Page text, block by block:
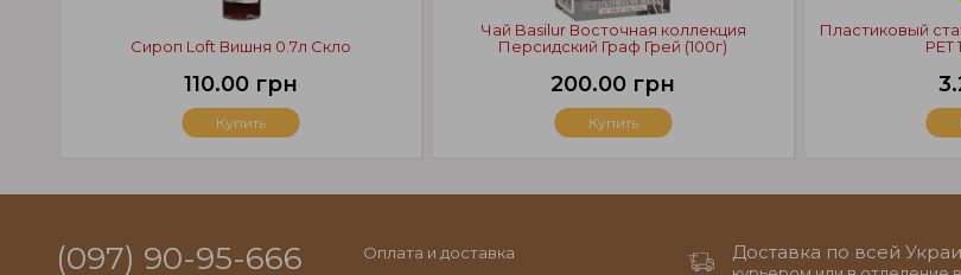
Сироп Loft Вишня 0.7л Скло
110.00 грн
Купить
Чай Basilur Восточная коллекция
Персидский Граф Грей (100г)
200.00 грн
Купить
Пластиковый
PET
(097) 90-95-666 Оплата и доставка Доставка по всей